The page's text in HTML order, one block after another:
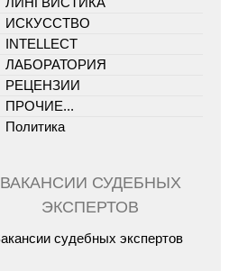
ИСКУССТВО
INTELLECT
ЛАБОРАТОРИЯ
РЕЦЕНЗИИ
ПРОЧИЕ...
Политика
ВАКАНСИИ СУДЕБНЫХ
ЭКСПЕРТОВ